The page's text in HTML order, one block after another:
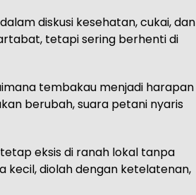
diskusi kesehatan, cukai, dan
tetapi sering berhenti di
tembakau menjadi harapan
berubah, suara petani nyaris
eksis di ranah lokal tanpa
kecil, diolah dengan ketelatenan,